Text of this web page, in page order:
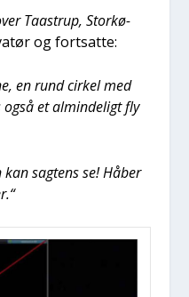
Taa­strup, Stor­kø­
og fort­sat­te:
en rund cir­kel med
et almin­de­ligt fly
sag­tens se! Håber